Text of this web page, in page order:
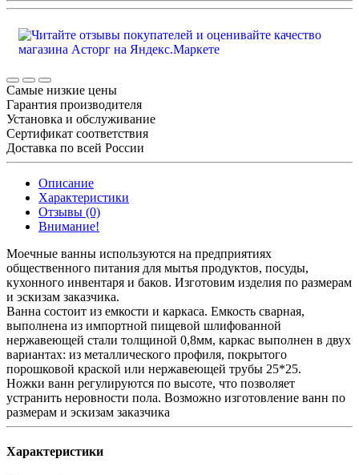
Самые низкие цены
Гарантия производителя
Установка и обслуживание
Сертификат соответствия
Доставка по всей России
Описание
Характеристики
Отзывы (0)
Внимание!
Моечные ванны используются на предприятиях
общественного питания для мытья продуктов, посуды,
кухонного инвентаря и баков. Изготовим изделия по размерам
и эскизам заказчика.
Ванна состоит из емкости и каркаса. Емкость сварная,
выполнена из импортной пищевой шлифованной
нержавеющей стали толщиной 0,8мм, каркас выполнен в двух
вариантах: из металлического профиля, покрытого
порошковой краской или нержавеющей трубы 25*25.
Ножки ванн регулируются по высоте, что позволяет
устранить неровности пола. Возможно изготовление ванн по
размерам и эскизам заказчика
Характеристики